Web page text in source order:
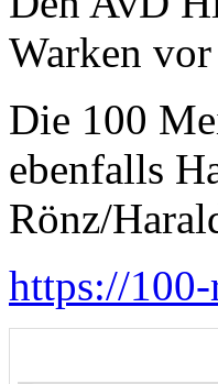
Warken
Die 100
ebenfalls
Rönz/
https://100-